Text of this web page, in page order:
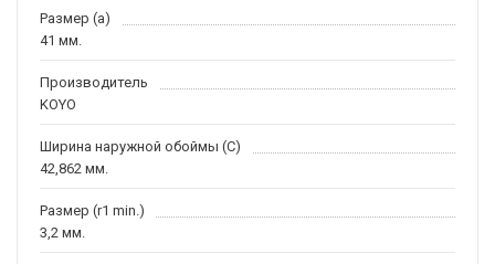
Размер (a)
41 мм.
Производитель
KOYO
Ширина наружной обоймы (C)
42,862 мм.
Размер (r1 min.)
3,2 мм.